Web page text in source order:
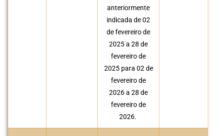
anteriormente
indicada de 02
de fevereiro de
2025 a 28 de
fevereiro de
2025 para 02 de
fevereiro de
2026 a 28 de
fevereiro de
2026.